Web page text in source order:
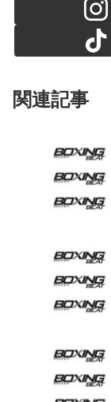
関連記事